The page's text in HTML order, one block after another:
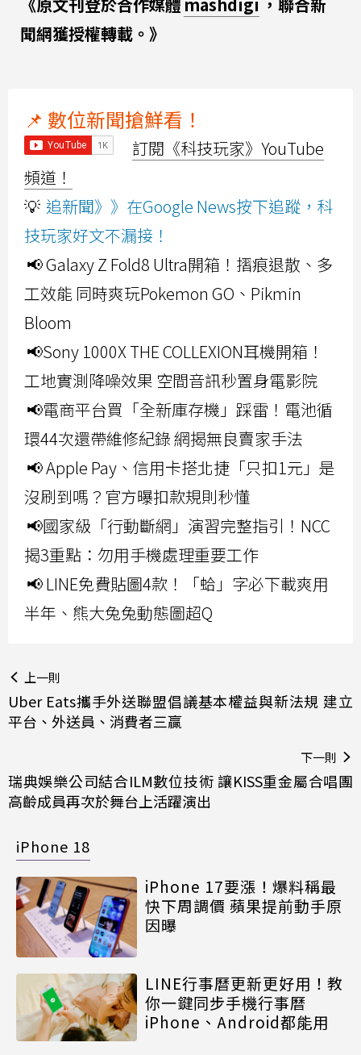
聞網獲授權轉載。》
📌 數位新聞搶鮮看！
訂閱《科技玩家》YouTube
頻道！
💡 追新聞》》在Google News按下追蹤，科
技玩家好文不漏接！
📢 Galaxy Z Fold8 Ultra開箱！摺痕退散、多
工效能 同時爽玩Pokemon GO、Pikmin
Bloom
📢Sony 1000X THE COLLEXION耳機開箱！
工地實測降噪效果 空間音訊秒置身電影院
📢電商平台買「全新庫存機」踩雷！電池循
環44次還帶維修紀錄 網揭無良賣家手法
📢 Apple Pay、信用卡搭北捷「只扣1元」是
沒刷到嗎？官方曝扣款規則秒懂
📢國家級「行動斷網」演習完整指引！NCC
揭3重點：勿用手機處理重要工作
📢 LINE免費貼圖4款！「蛤」字必下載爽用
半年、熊大兔兔動態圖超Q
上一則
Uber Eats攜手外送聯盟倡議基本權益與新法規 建立
平台、外送員、消費者三贏
下一則
瑞典娛樂公司結合ILM數位技術 讓KISS重金屬合唱團
高齡成員再次於舞台上活躍演出
iPhone 18
iPhone 17要漲！爆料稱最
快下周調價 蘋果提前動手原
因曝
LINE行事曆更新更好用！教
你一鍵同步手機行事曆
iPhone、Android都能用